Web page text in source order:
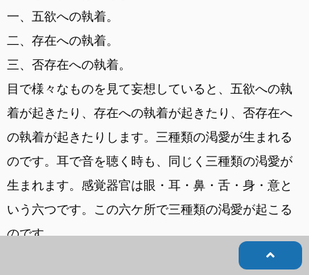
一、五欲への執着。
二、存在への執着。
三、否存在への執着。
目で様々なものを見て妄想していると、五欲への執
着が起きたり、存在への執着が起きたり、否存在へ
の執着が起きたりします。三種類の渇愛が生まれる
のです。耳で音を聴く時も、同じく三種類の渇愛が
生まれます。感覚器官は眼・耳・鼻・舌・身・意と
いう六つです。この六ケ所で三種類の渇愛が起こる
のです。
すべて数えてみると、渇愛は十八種類になります。